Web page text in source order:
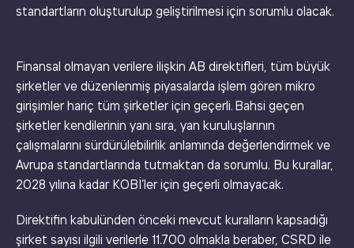
standartların oluşturulup geliştirilmesi için sorumlu olacak.
Finansal olmayan verilere ilişkin AB direktifleri, tüm büyük
şirketler ve düzenlenmiş piyasalarda işlem gören mikro
girişimler hariç tüm şirketler için geçerli. Bahsi geçen
şirketler kendilerinin yanı sıra, yan kuruluşlarının
çalışmalarını sürdürülebilirlik anlamında değerlendirmek ve
Avrupa standartlarında tutmaktan da sorumlu. Bu kurallar,
2028 yılına kadar KOBİ’ler için geçerli olmayacak.
Direktifin kabulünden önceki mevcut kuralların kapsadığı
şirket sayısı ilgili verilerle 11.700 olmakla beraber, CSRD ile